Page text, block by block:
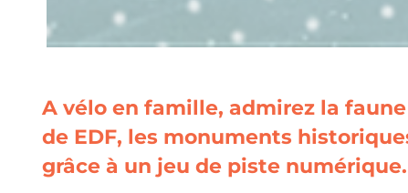
A vélo en famille, admirez la
de EDF, les monuments
grâce à un jeu de piste numérique.